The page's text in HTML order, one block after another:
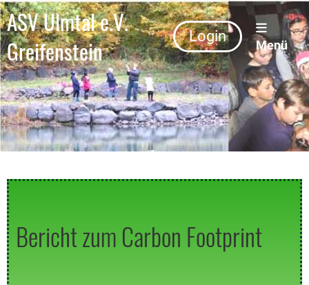
ASV Ulmtal e.V.
Greifenstein
Login
Menü
Bericht zum Carbon Footprint